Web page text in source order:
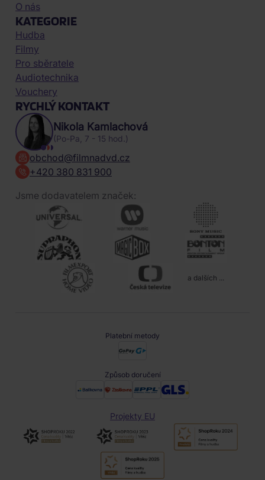
O nás
KATEGORIE
Hudba
Filmy
Pro sběratele
Audiotechnika
Vouchery
RYCHLÝ KONTAKT
Nikola Kamlachová
(Po-Pa, 7 - 15 hod.)
obchod@filmnadvd.cz
+420 380 831 900
Jsme dodavatelem značek:
a dalších ...
Platební metody
Způsob doručení
Projekty EU